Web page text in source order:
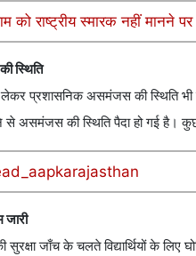
को राष्ट्रीय स्मारक नहीं मानने
स्थिति
लेकर प्रशासनिक असमंजस की स्थिति
से असमंजस की स्थिति पैदा हो गई है।
जाँच के चलते विद्यार्थियों के